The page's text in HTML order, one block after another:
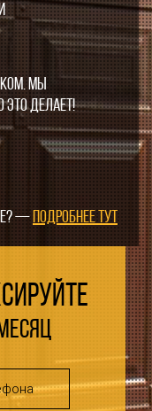
Мы
это делает!
—подробнее тут